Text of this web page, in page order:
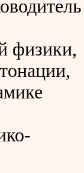
физики,